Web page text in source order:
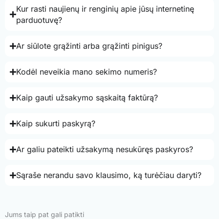
Kur rasti naujienų ir renginių apie jūsų internetinę
parduotuvę?
Ar siūlote grąžinti arba grąžinti pinigus?
Kodėl neveikia mano sekimo numeris?
Kaip gauti užsakymo sąskaitą faktūrą?
Kaip sukurti paskyrą?
Ar galiu pateikti užsakymą nesukūręs paskyros?
Sąraše nerandu savo klausimo, ką turėčiau daryti?
Jums taip pat gali patikti